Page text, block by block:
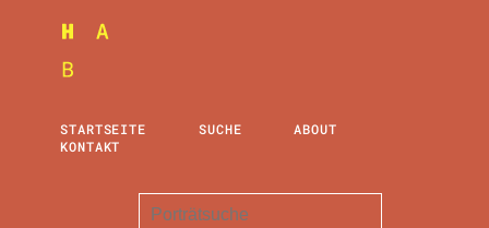
STARTSEITE SUCHE
ABOUT
KONTAKT